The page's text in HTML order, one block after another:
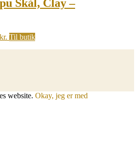
Skål, Clay –
kr. Current
Til butik
website. Okay, jeg er med